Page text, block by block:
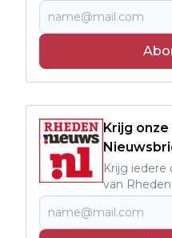
Krijg
Krijg iedere
van